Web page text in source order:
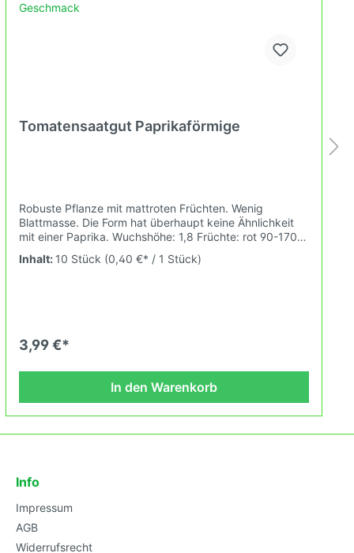
Tomatensaatgut Paprikaförmige
Robuste Pflanze mit mattroten Früchten. Wenig
Blattmasse. Die Form hat überhaupt keine Ähnlichkeit
mit einer Paprika. Wuchshöhe: 1,8 Früchte: rot 90-170g
Das Tomatensaatgut wird ausdrücklich als
Sammelobjekt oder Zierpflanze verkauft.
Grundsätzen des Demeter Verbandes an. Damit wird
die Tomatenvielfalt gefördert die du in deinem
Inhalt: 10 Stück (0,40 €* / 1 Stück)
3,99 €*
In den Warenkorb
Info
Impressum
AGB
Widerrufsrecht